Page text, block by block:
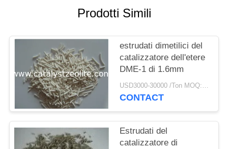
Prodotti Simili
estrudati dimetilici del
catalizzatore dell'etere
DME-1 di 1.6mm
USD3000-30000 /Ton MOQ:1 chilogrammo
CONTACT
Estrudati del
catalizzatore di